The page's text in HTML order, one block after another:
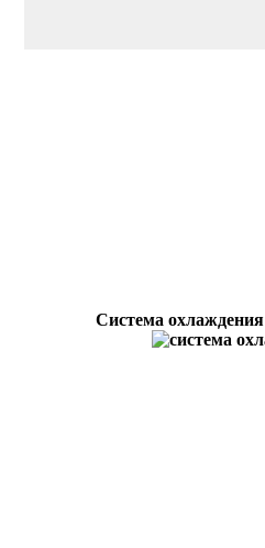
Система охлаждения